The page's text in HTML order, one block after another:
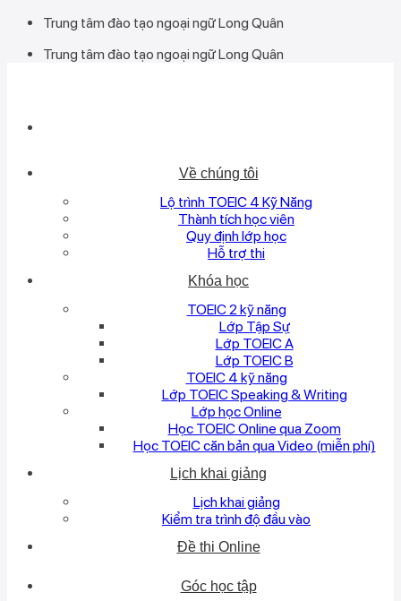
Trung tâm đào tạo ngoại ngữ Long Quân
Trung tâm đào tạo ngoại ngữ Long Quân
Về chúng tôi
Lộ trình TOEIC 4 Kỹ Năng
Thành tích học viên
Quy định lớp học
Hỗ trợ thi
Khóa học
TOEIC 2 kỹ năng
Lớp Tập Sự
Lớp TOEIC A
Lớp TOEIC B
TOEIC 4 kỹ năng
Lớp TOEIC Speaking & Writing
Lớp học Online
Học TOEIC Online qua Zoom
Học TOEIC căn bản qua Video (miễn phí)
Lịch khai giảng
Lịch khai giảng
Kiểm tra trình độ đầu vào
Đề thi Online
Góc học tập